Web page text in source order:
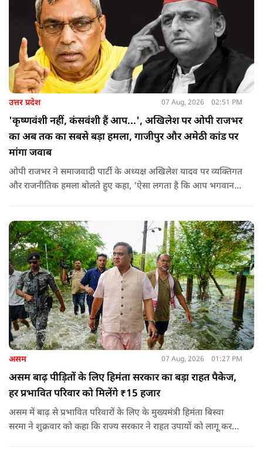
उत्तर प्रदेश 07 Aug, 2026 02:51 PM
'कृष्णवंशी नहीं, कंसवंशी हैं आप...', अखिलेश पर ओपी राजभर
का अब तक का सबसे बड़ा हमला, गाजीपुर और अमेठी कांड पर
मांगा जवाब
ओपी राजभर ने समाजवादी पार्टी के अध्यक्ष अखिलेश यादव पर व्यक्तिगत
और राजनीतिक हमला बोलते हुए कहा, 'ऐसा लगता है कि आप भगवान
असम 07 Aug, 2026 01:27 PM
असम बाढ़ पीड़ितों के लिए हिमंता सरकार का बड़ा राहत पैकेज,
हर प्रभावित परिवार को मिलेंगे ₹15 हजार
असम में बाढ़ से प्रभावित परिवारों के लिए के मुख्यमंत्री हिमंता बिस्वा
सरमा ने शुक्रवार को कहा कि राज्य सरकार ने राहत उपायों को लागू करना